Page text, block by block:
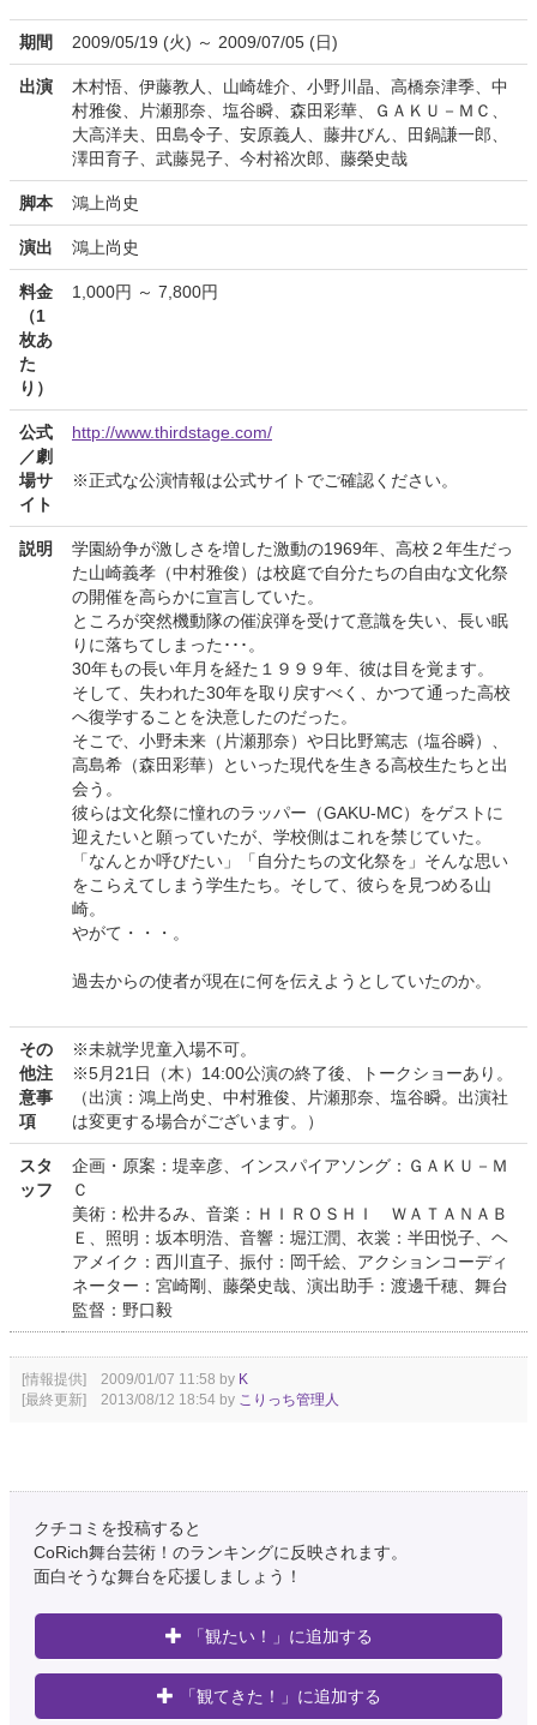
期間 2009/05/19 (火) ～ 2009/07/05 (日)
出演
木村悟、伊藤教人、山崎雄介、小野川晶、高橋奈津季、中
村雅俊、片瀬那奈、塩谷瞬、森田彩華、ＧＡＫＵ－ＭＣ、
大高洋夫、田島令子、安原義人、藤井びん、田鍋謙一郎、
澤田育子、武藤晃子、今村裕次郎、藤榮史哉
脚本 鴻上尚史
演出 鴻上尚史
料金
（1
枚あ
た
り）
1,000円 ～ 7,800円
公式
／劇
場サ
イト
http://www.thirdstage.com/
※正式な公演情報は公式サイトでご確認ください。
説明
学園紛争が激しさを増した激動の1969年、高校２年生だっ
た山崎義孝（中村雅俊）は校庭で自分たちの自由な文化祭
の開催を高らかに宣言していた。
ところが突然機動隊の催涙弾を受けて意識を失い、長い眠
りに落ちてしまった･･･。
30年もの長い年月を経た１９９９年、彼は目を覚ます。
そして、失われた30年を取り戻すべく、かつて通った高校
へ復学することを決意したのだった。
そこで、小野未来（片瀬那奈）や日比野篤志（塩谷瞬）、
高島希（森田彩華）といった現代を生きる高校生たちと出
会う。
彼らは文化祭に憧れのラッパー（GAKU-MC）をゲストに
迎えたいと願っていたが、学校側はこれを禁じていた。
「なんとか呼びたい」「自分たちの文化祭を」そんな思い
をこらえてしまう学生たち。そして、彼らを見つめる山
崎。
やがて・・・。
過去からの使者が現在に何を伝えようとしていたのか。
その
他注
意事
項
※未就学児童入場不可。
※5月21日（木）14:00公演の終了後、トークショーあり。
（出演：鴻上尚史、中村雅俊、片瀬那奈、塩谷瞬。出演社
は変更する場合がございます。）
スタ
ッフ
企画・原案：堤幸彦、インスパイアソング：ＧＡＫＵ－Ｍ
Ｃ
美術：松井るみ、音楽：ＨＩＲＯＳＨＩ ＷＡＴＡＮＡＢ
Ｅ、照明：坂本明浩、音響：堀江潤、衣裳：半田悦子、ヘ
アメイク：西川直子、振付：岡千絵、アクションコーディ
ネーター：宮崎剛、藤榮史哉、演出助手：渡邊千穂、舞台
監督：野口毅
[情報提供] 2009/01/07 11:58 by K
[最終更新] 2013/08/12 18:54 by こりっち管理人
クチコミを投稿すると
CoRich舞台芸術！のランキングに反映されます。
面白そうな舞台を応援しましょう！
「観たい！」に追加する
「観てきた！」に追加する